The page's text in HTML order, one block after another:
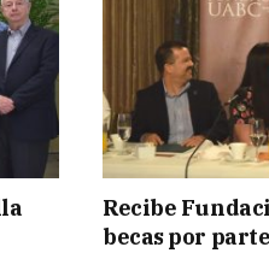
Recibe
becas por